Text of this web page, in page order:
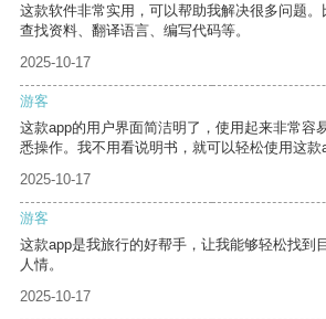
这款软件非常实用，可以帮助我解决很多问题
查找资料、翻译语言、编写代码等。
2025-10-17
游客
这款app的用户界面简洁明了，使用起来非常容
悉操作。我不用看说明书，就可以轻松使用这款
2025-10-17
游客
这款app是我旅行的好帮手，让我能够轻松找到
人情。
2025-10-17